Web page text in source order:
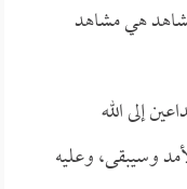
هي مشاهد
إلى الله
وسيبقى، وعليه